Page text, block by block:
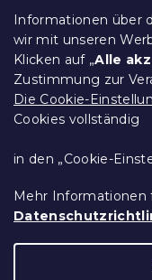
Informationen über
wir mit unseren
Klicken auf „Alle
Zustimmung zur
Die Cookie-
Cookies vollständig
in den „Cookie-
Mehr Informationen
Impressum
Über uns
Treueprogramm
Größentabellen